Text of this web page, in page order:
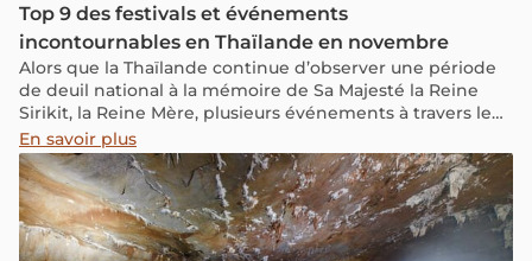
Top 9 des festivals et événements
incontournables en Thaïlande en novembre
Alors que la Thaïlande continue d’observer une période
de deuil national à la mémoire de Sa Majesté la Reine
Sirikit, la Reine Mère, plusieurs événements à travers le
pays ont été reportés ou adaptés dans leur tonalité.
Certaines festivités ont été remplacées par des
célébrations culturelles et religieuses marquées par la
gratitude et le recueillement. Voici les neuf festivals et
événements majeurs à ne pas manquer en Thaïlande ce
mois de novembre :
En savoir plus